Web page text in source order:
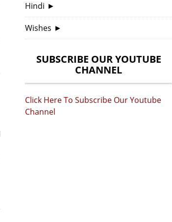
Hindi ►
Wishes ►
SUBSCRIBE OUR YOUTUBE
CHANNEL
Click Here To Subscribe Our Youtube
Channel